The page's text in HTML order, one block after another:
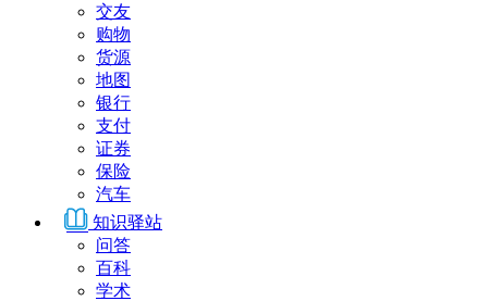
交友
购物
货源
地图
银行
支付
证券
保险
汽车
知识驿站
问答
百科
学术